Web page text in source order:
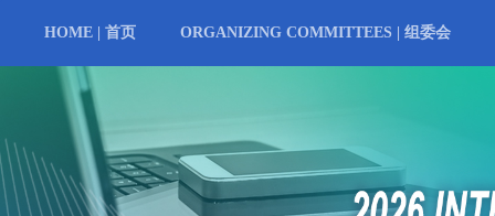
HOME | 首页 ORGANIZING COMMITTEES | 组委会